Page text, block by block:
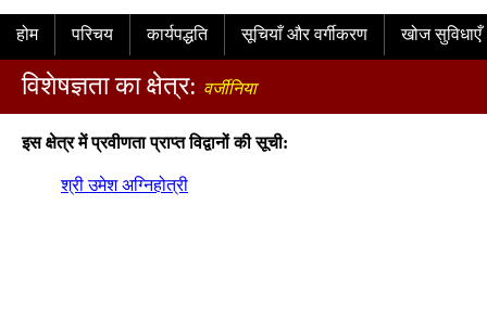
होम परिचय कार्यपद्धति सूचियाँ और वर्गीकरण खोज सुविधाएँ
विशेषज्ञता का क्षेत्र: वर्जीनिया
इस क्षेत्र में प्रवीणता प्राप्त विद्वानों की सूची:
श्री उमेश अग्निहोत्री